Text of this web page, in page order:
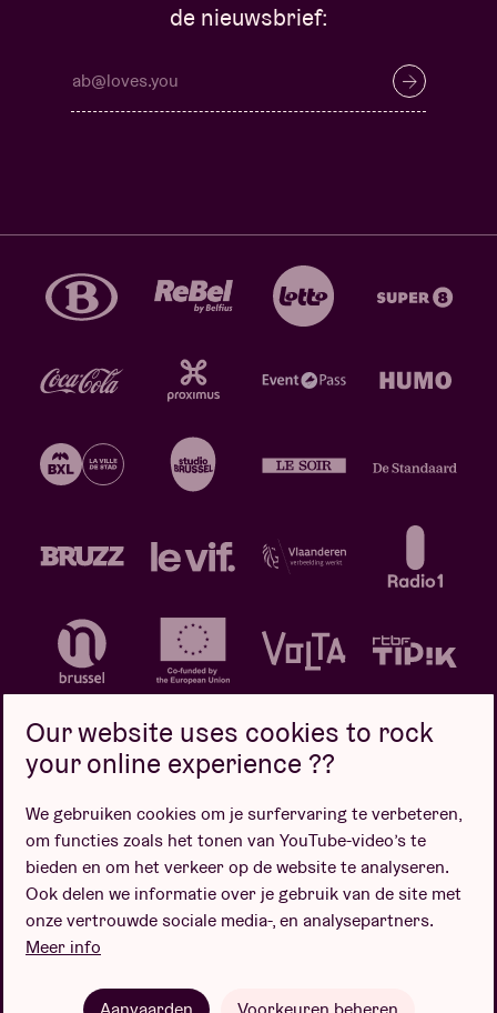
de nieuwsbrief:
Privacybeleid Cookiebeleid
Verkoopsvoorwaarden
Design door
Our website uses cookies to rock
your online experience ??
We gebruiken cookies om je surfervaring te verbeteren,
om functies zoals het tonen van YouTube-video’s te
bieden en om het verkeer op de website te analyseren.
Ook delen we informatie over je gebruik van de site met
onze vertrouwde sociale media-, en analysepartners.
Meer info